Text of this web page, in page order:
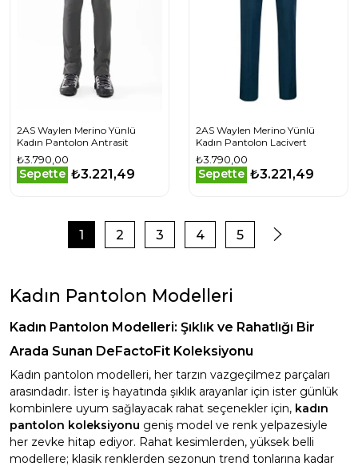
2AS Waylen Merino Yünlü
Kadın Pantolon Antrasit
₺3.790,00
Sepette ₺3.221,49
2AS Waylen Merino Yünlü
Kadın Pantolon Lacivert
₺3.790,00
Sepette ₺3.221,49
1 2 3 4 5
Kadın Pantolon Modelleri
Kadın Pantolon Modelleri: Şıklık ve Rahatlığı Bir
Arada Sunan DeFactoFit Koleksiyonu
Kadın pantolon modelleri, her tarzın vazgeçilmez parçaları
arasındadır. İster iş hayatında şıklık arayanlar için ister günlük
kombinlere uyum sağlayacak rahat seçenekler için, kadın
pantolon koleksiyonu geniş model ve renk yelpazesiyle
her zevke hitap ediyor. Rahat kesimlerden, yüksek belli
modellere; klasik renklerden sezonun trend tonlarına kadar